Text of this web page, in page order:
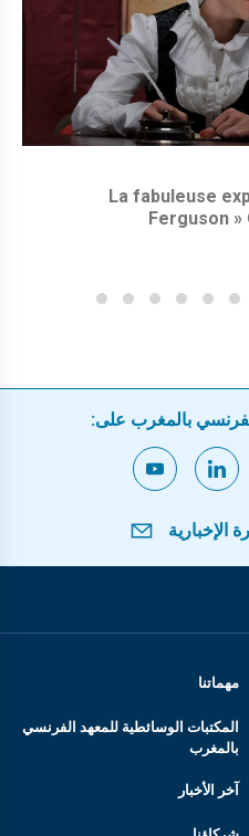
"La fabuleuse
Ferguson »
بالمغرب على:
الإخبارية
مهماتنا
المكتبات الوسائطية للمعهد الفرنسي
بالمغرب
آخر الأخبار